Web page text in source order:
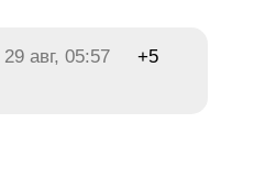
29 авг, 05:57
+5